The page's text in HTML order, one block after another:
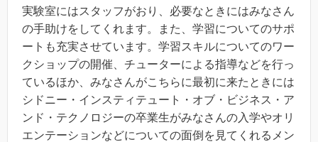
実験室にはスタッフがおり、必要なときにはみなさん
の手助けをしてくれます。また、学習についてのサポ
ートも充実させています。学習スキルについてのワー
クショップの開催、チューターによる指導などを行っ
ているほか、みなさんがこちらに最初に来たときには
シドニー・インスティテュート・オブ・ビジネス・ア
ンド・テクノロジーの卒業生がみなさんの入学やオリ
エンテーションなどについての面倒を見てくれるメン